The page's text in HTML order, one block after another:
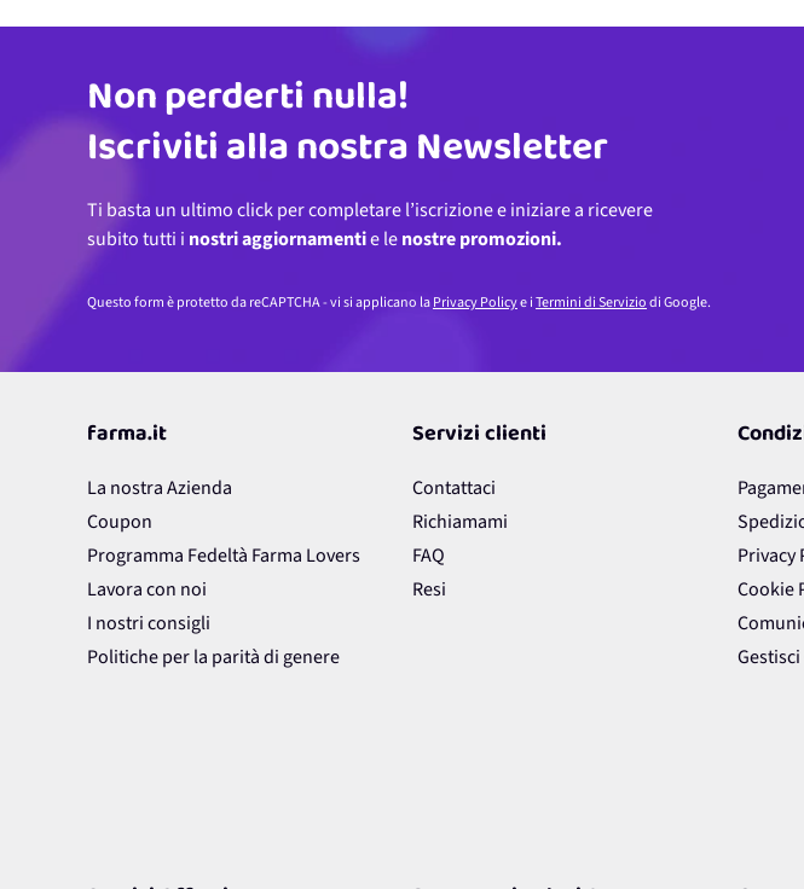
Indirizzo email
Non perderti nulla!
Iscriviti alla nostra Newsletter
Ti basta un ultimo click per completare l’iscrizione e iniziare a ricevere
subito tutti i nostri aggiornamentie lenostre promozioni.
Questo form è protetto da reCAPTCHA - vi si applicano laPrivacy Policye iTermini di Serviziodi Google.
farma.it
La nostra Azienda
Coupon
Programma Fedeltà Farma Lovers
Lavora con noi
I nostri consigli
Politiche per la parità di genere
Servizi clienti
Contattaci
Richiamami
FAQ
Resi
Privacy
Cookie